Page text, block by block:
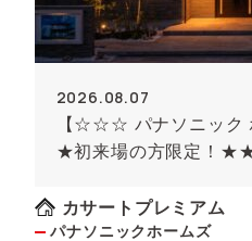
2026.08.07
【☆☆☆ パナソニック ホームズ ☆☆☆】 ★
★初来場の方限定！★★
す）
カサートプレミアム
パナソニックホームズ